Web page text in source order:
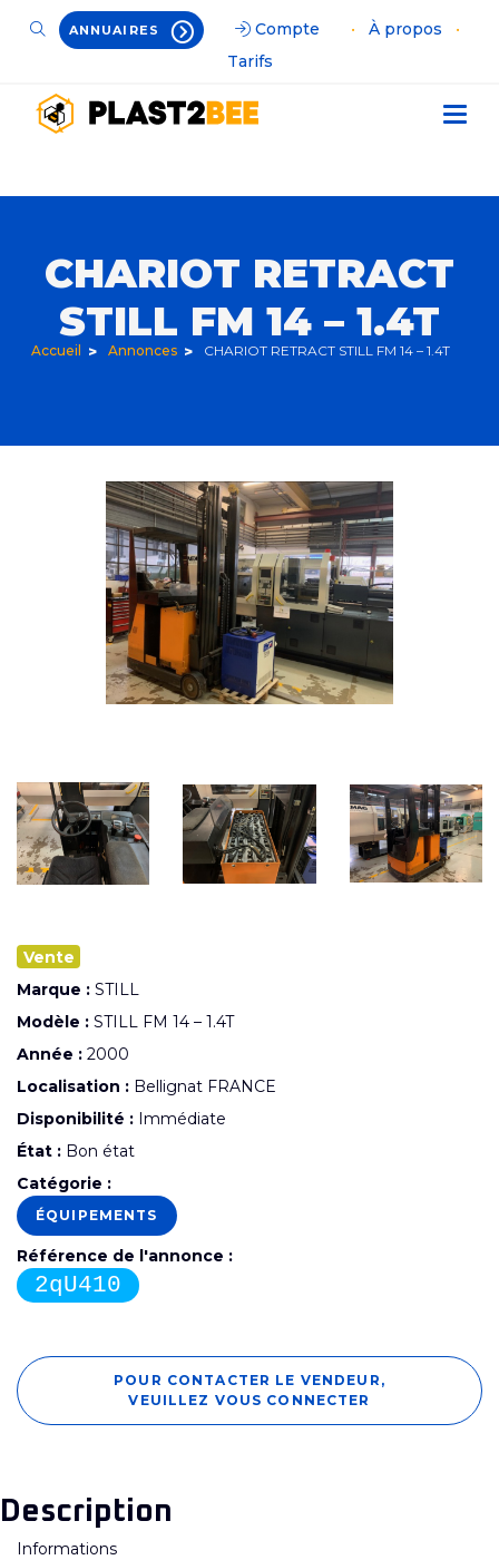
ANNUAIRES Compte • À propos
•
Tarifs
CHARIOT RETRACT
STILL FM 14 – 1.4T
Accueil Annonces CHARIOT RETRACT STILL FM 14 – 1.4T
Vente
Marque : STILL
Modèle : STILL FM 14 – 1.4T
Année : 2000
Localisation : Bellignat FRANCE
Disponibilité : Immédiate
État : Bon état
Catégorie :
ÉQUIPEMENTS
Référence de l'annonce :
2qU410
POUR CONTACTER LE VENDEUR,
VEUILLEZ VOUS CONNECTER
Description
Informations